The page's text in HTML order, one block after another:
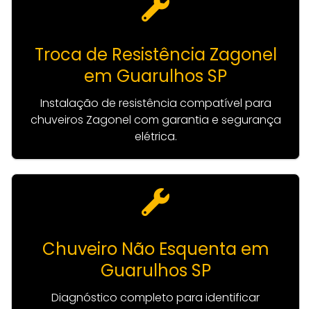
Troca de Resistência Zagonel
em Guarulhos SP
Instalação de resistência compatível para
chuveiros Zagonel com garantia e segurança
elétrica.
Chuveiro Não Esquenta em
Guarulhos SP
Diagnóstico completo para identificar